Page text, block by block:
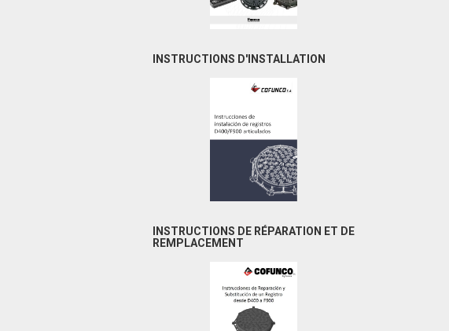
INSTRUCTIONS D'INSTALLATION
INSTRUCTIONS DE RÉPARATION ET DE
REMPLACEMENT